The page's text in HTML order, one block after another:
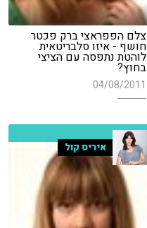
צלם הפפראצי ברק פכטר
חושף - איזו סלבריטאית
לוהטת נתפסה עם הציצי
בחוץ?
04/08/2011
איריס קול